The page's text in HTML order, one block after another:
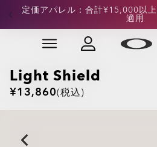
Skip to
定価アパレル：合計¥15,000以
適用
定価フットウェア：合計
20%OFFが適
Slide 4 of 4. 定価フットウェア
Light Shield
¥13,860(税込)